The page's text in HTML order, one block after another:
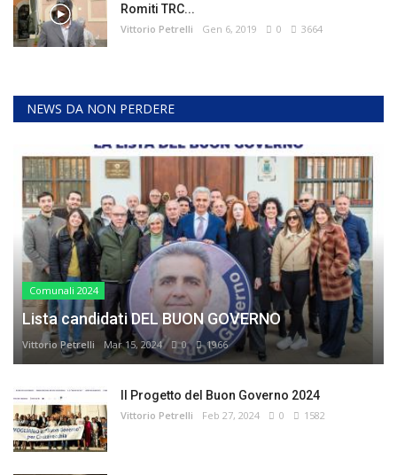
Romiti TRC...
Vittorio Petrelli Gen 6, 2019 0 3664
NEWS DA NON PERDERE
Comunali 2024
Lista candidati DEL BUON GOVERNO
Vittorio Petrelli Mar 15, 2024 0 1966
Il Progetto del Buon Governo 2024
Vittorio Petrelli Feb 27, 2024 0 1582